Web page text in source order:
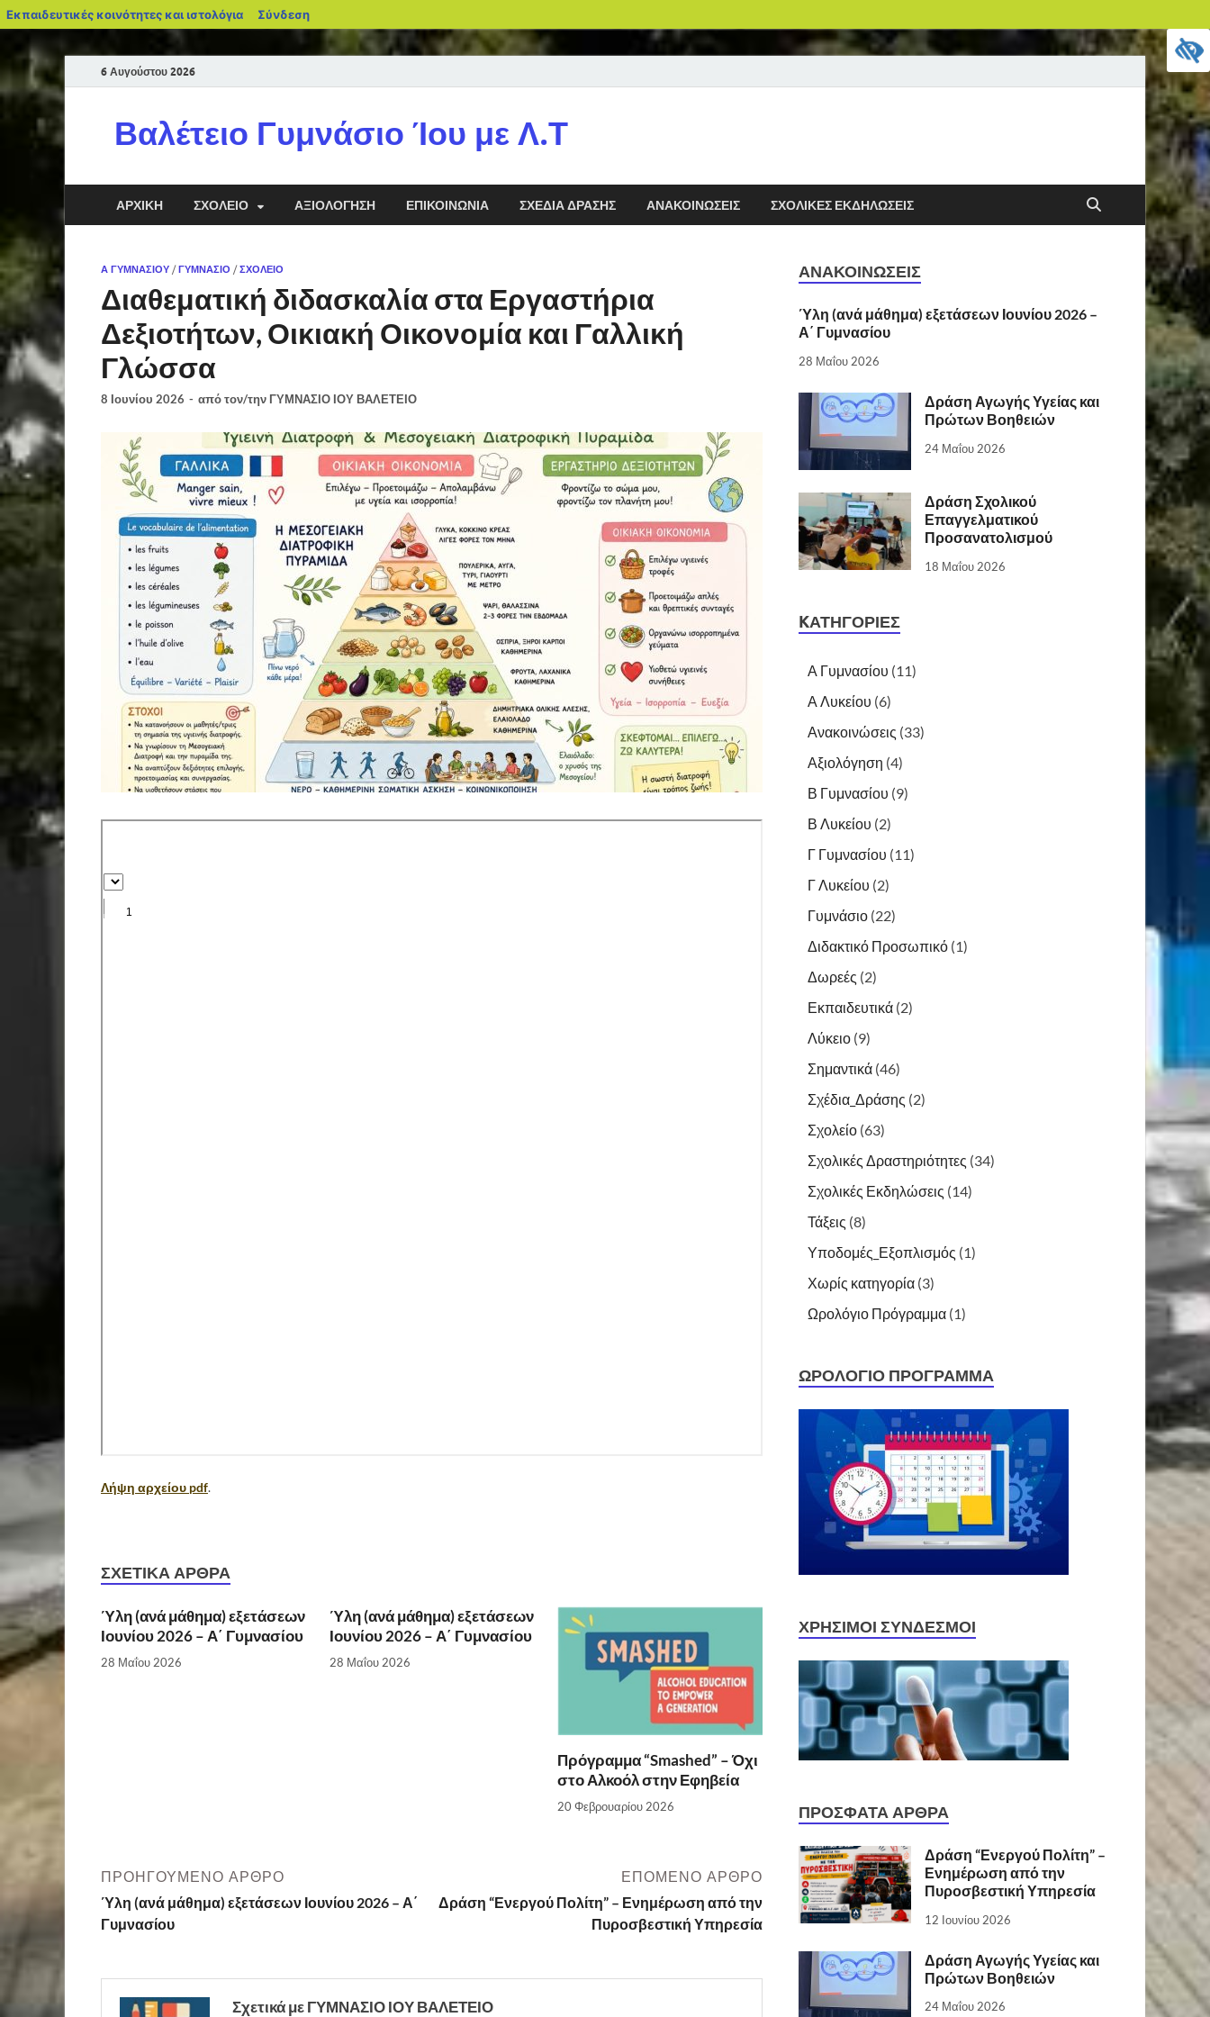
Εκπαιδευτικές κοινότητες και ιστολόγια Σύνδεση
6 Αυγούστου 2026
Βαλέτειο Γυμνάσιο Ίου με Λ.Τ
ΑΡΧΙΚΉ ΣΧΟΛΕΊΟ ΑΞΙΟΛΌΓΗΣΗ ΕΠΙΚΟΙΝΩΝΊΑ ΣΧΈΔΙΑ ΔΡΆΣΗΣ ΑΝΑΚΟΙΝΏΣΕΙΣ ΣΧΟΛΙΚΈΣ ΕΚΔΗΛΏΣΕΙΣ
Α ΓΥΜΝΑΣΊΟΥ /ΓΥΜΝΆΣΙΟ /ΣΧΟΛΕΊΟ
Διαθεματική διδασκαλία στα Εργαστήρια
Δεξιοτήτων, Οικιακή Οικονομία και Γαλλική
Γλώσσα
8 Ιουνίου 2026 - από τον/την ΓΥΜΝΑΣΙΟ ΙΟΥ ΒΑΛΕΤΕΙΟ
Λήψη αρχείου pdf.
ΣΧΕΤΙΚΆ ΆΡΘΡΑ
Ύλη (ανά μάθημα) εξετάσεων
Ιουνίου 2026 – Α΄ Γυμνασίου
28 Μαΐου 2026
Ύλη (ανά μάθημα) εξετάσεων
Ιουνίου 2026 – Α΄ Γυμνασίου
28 Μαΐου 2026
Πρόγραμμα “Smashed” – Όχι
στο Αλκοόλ στην Εφηβεία
20 Φεβρουαρίου 2026
ΠΡΟΗΓΟΎΜΕΝΟ ΆΡΘΡΟ
Ύλη (ανά μάθημα) εξετάσεων Ιουνίου 2026 – Α΄
Γυμνασίου
ΕΠΌΜΕΝΟ ΆΡΘΡΟ
Δράση “Ενεργού Πολίτη” – Ενημέρωση από την
Πυροσβεστική Υπηρεσία
Σχετικά με ΓΥΜΝΑΣΙΟ ΙΟΥ ΒΑΛΕΤΕΙΟ
ΑΝΑΚΟΙΝΏΣΕΙΣ
Ύλη (ανά μάθημα) εξετάσεων Ιουνίου 2026 –
Α΄ Γυμνασίου
28 Μαΐου 2026
Δράση Αγωγής Υγείας και
Πρώτων Βοηθειών
24 Μαΐου 2026
Δράση Σχολικού
Επαγγελματικού
Προσανατολισμού
18 Μαΐου 2026
KΑΤΗΓΟΡΊΕΣ
Α Γυμνασίου (11)
Α Λυκείου (6)
Ανακοινώσεις (33)
Αξιολόγηση (4)
Β Γυμνασίου (9)
Β Λυκείου (2)
Γ Γυμνασίου (11)
Γ Λυκείου (2)
Γυμνάσιο (22)
Διδακτικό Προσωπικό (1)
Δωρεές (2)
Εκπαιδευτικά (2)
Λύκειο (9)
Σημαντικά (46)
Σχέδια_Δράσης (2)
Σχολείο (63)
Σχολικές Δραστηριότητες (34)
Σχολικές Εκδηλώσεις (14)
Τάξεις (8)
Υποδομές_Εξοπλισμός (1)
Χωρίς κατηγορία (3)
Ωρολόγιο Πρόγραμμα (1)
ΩΡΟΛΌΓΙΟ ΠΡΌΓΡΑΜΜΑ
ΧΡΉΣΙΜΟΙ ΣΎΝΔΕΣΜΟΙ
ΠΡΌΣΦΑΤΑ ΆΡΘΡΑ
Δράση “Ενεργού Πολίτη” –
Ενημέρωση από την
Πυροσβεστική Υπηρεσία
12 Ιουνίου 2026
Δράση Αγωγής Υγείας και
Πρώτων Βοηθειών
24 Μαΐου 2026